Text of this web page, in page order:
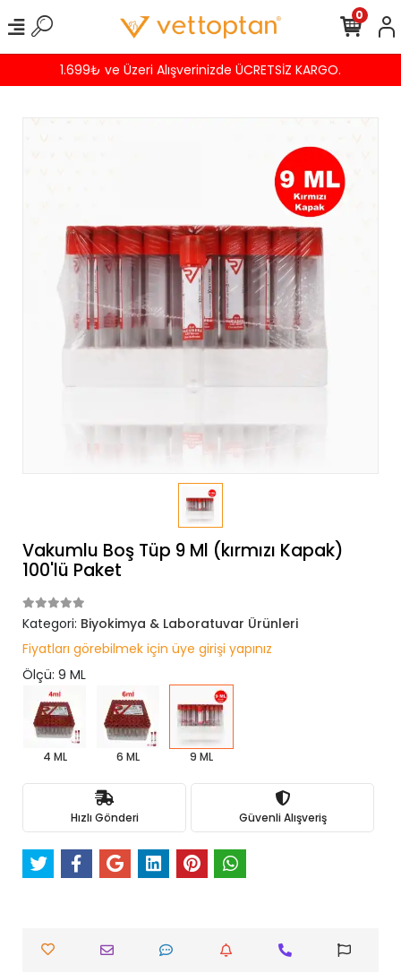
1.699₺ ve Üzeri Alışverinizde ÜCRETSİZ KARGO.
0
Vakumlu Boş Tüp 9 Ml (kırmızı Kapak)
100'lü Paket
Kategori: Biyokimya & Laboratuvar Ürünleri
Fiyatları görebilmek için üye girişi yapınız
Ölçü: 9 ML
4 ML 6 ML 9 ML
Hızlı Gönderi Güvenli Alışveriş